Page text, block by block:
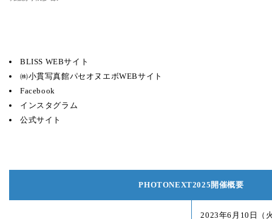
キーワードから探す
BLISS WEBサイト
㈱小貫写真館パセオヌエボWEBサイト
Facebook
インスタグラム
公式サイト
PHOTONEXT2025開催概要
2023年6月10日（